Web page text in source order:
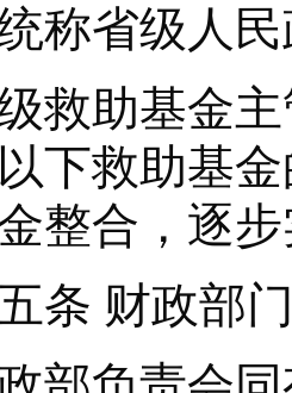
统称省级人
助基金主
下救助基
整合，逐
财政部门